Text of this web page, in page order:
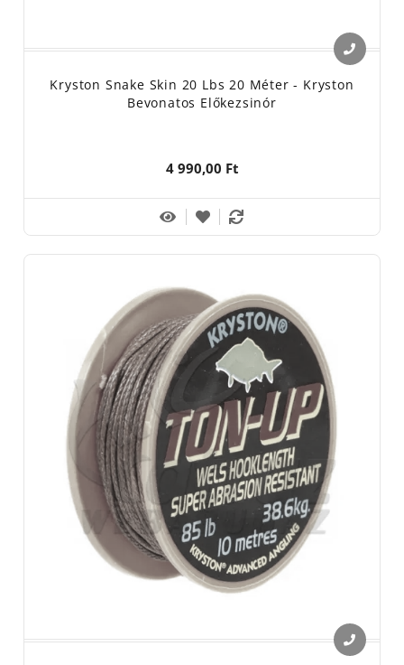
Kryston Snake Skin 20 Lbs 20 Méter - Kryston
Bevonatos Előkezsinór
4 990,00 Ft